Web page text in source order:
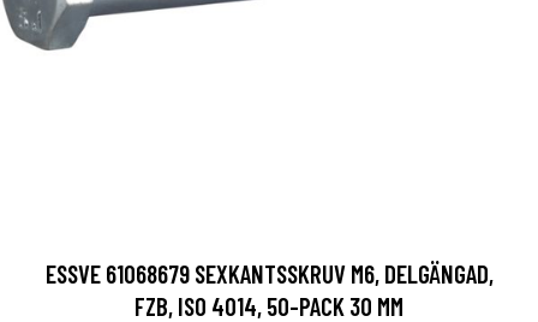
ESSVE 61068679 SEXKANTSSKRUV M6, DELGÄNGAD,
FZB, ISO 4014, 50-PACK 30 MM